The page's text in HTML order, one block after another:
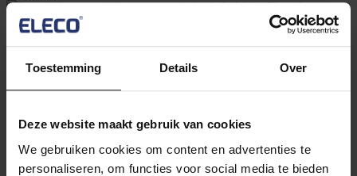
Toestemming Details Over
Deze website maakt gebruik van cookies
We gebruiken cookies om content en advertenties te
personaliseren, om functies voor social media te bieden
Uitgelicht
Asta Powerproject
Bekijk alle software